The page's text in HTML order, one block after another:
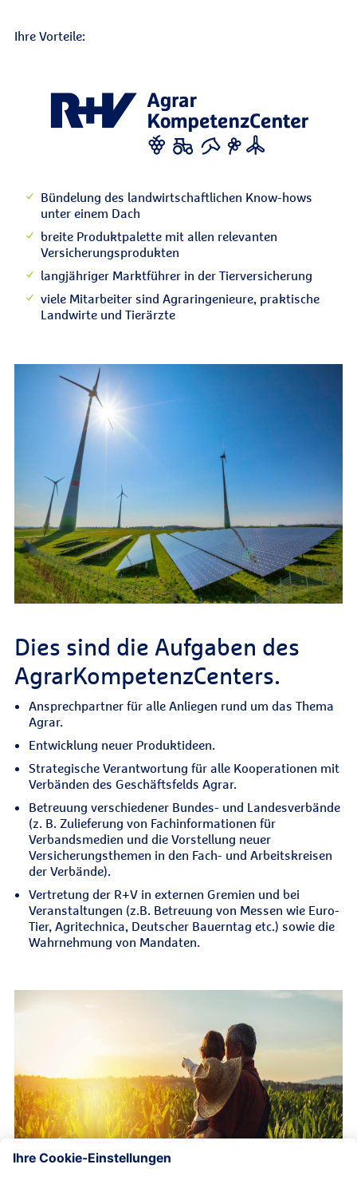
Ihre Vorteile:
Bündelung des landwirtschaftlichen Know-hows
unter einem Dach
breite Produktpalette mit allen relevanten
Versicherungsprodukten
langjähriger Marktführer in der Tierversicherung
viele Mitarbeiter sind Agraringenieure, praktische
Landwirte und Tierärzte
Dies sind die Aufgaben des
AgrarKompetenzCenters.
Ansprechpartner für alle Anliegen rund um das Thema
Agrar.
Entwicklung neuer Produktideen.
Strategische Verantwortung für alle Kooperationen mit
Verbänden des Geschäftsfelds Agrar.
Betreuung verschiedener Bundes- und Landesverbände
(z. B. Zulieferung von Fachinformationen für
Verbandsmedien und die Vorstellung neuer
Versicherungsthemen in den Fach- und Arbeitskreisen
der Verbände).
Vertretung der R+V in externen Gremien und bei
Veranstaltungen (z.B. Betreuung von Messen wie Euro-
Tier, Agritechnica, Deutscher Bauerntag etc.) sowie die
Wahrnehmung von Mandaten.